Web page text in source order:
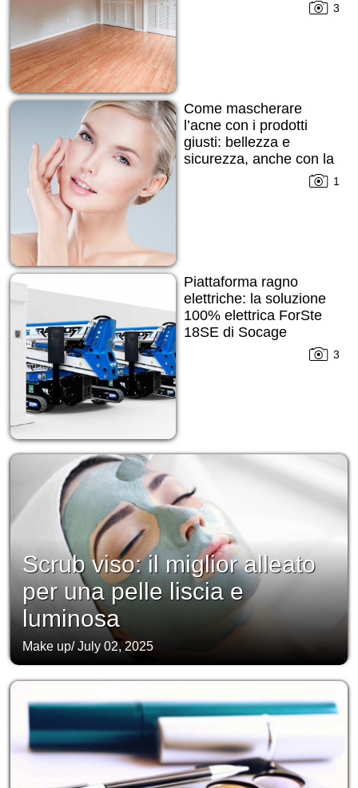
3
Come mascherare
l’acne con i prodotti
giusti: bellezza e
sicurezza, anche con la
1
Piattaforma ragno
elettriche: la soluzione
100% elettrica ForSte
18SE di Socage
3
Scrub viso: il miglior alleato
per una pelle liscia e
luminosa
Make up/July 02, 2025